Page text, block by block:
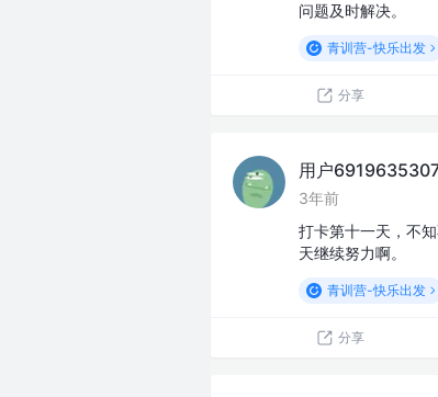
问题及时解决。
青训营-快乐出发
分享
用户
3年前
打卡第十一天，不
天继续努力啊。
青训营-快乐出发
分享